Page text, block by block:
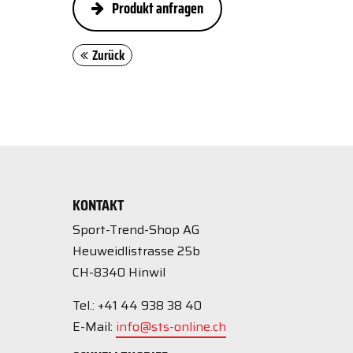
Produkt anfragen
Zurück
KONTAKT
Sport-Trend-Shop AG
Heuweidlistrasse 25b
CH-8340 Hinwil
Tel.: +41 44 938 38 40
E-Mail: info@sts-online.ch